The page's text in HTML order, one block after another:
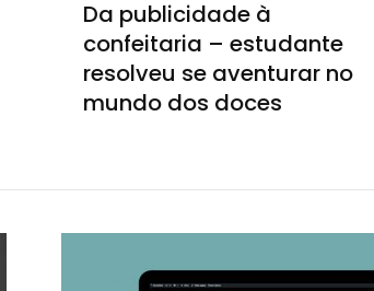
Da publicidade à
confeitaria – estudante
resolveu se aventurar no
mundo dos doces